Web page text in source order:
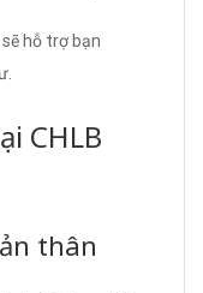
hỗ trợ bạn
CHLB
thân